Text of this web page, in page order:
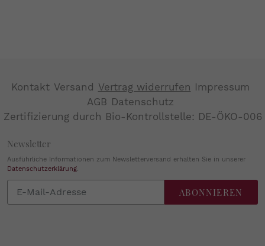
Kontakt Versand Vertrag widerrufen Impressum
AGB Datenschutz
Zertifizierung durch Bio-Kontrollstelle: DE-ÖKO-006
Newsletter
Ausführliche Informationen zum Newsletterversand erhalten Sie in unserer
Datenschutzerklärung.
Sie
ABONNIEREN